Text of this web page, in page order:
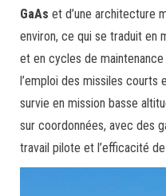
GaAs et d’une architecture
environ, ce qui se traduit en
et en cycles de
l’emploi des missiles courts
survie en mission basse
sur coordonnées, avec des
travail pilote et l’efficacité